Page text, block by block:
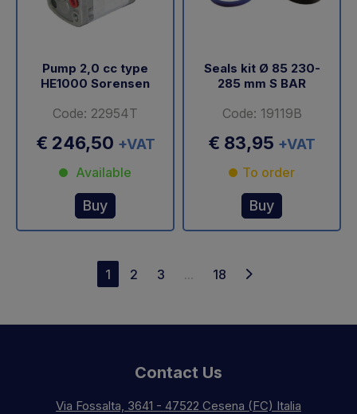
Pump 2,0 cc type
HE1000 Sorensen
Code: 22954T
€ 246,50 +VAT
Available
Buy
Seals kit Ø 85 230-
285 mm S BAR
Code: 19119B
€ 83,95 +VAT
To order
Buy
1 2 3 ... 18
Contact Us
Via Fossalta, 3641 - 47522 Cesena (FC) Italia